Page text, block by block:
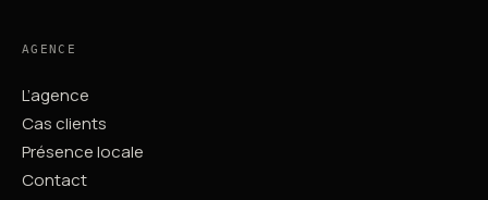
AGENCE
L’agence
Cas clients
Présence locale
Contact